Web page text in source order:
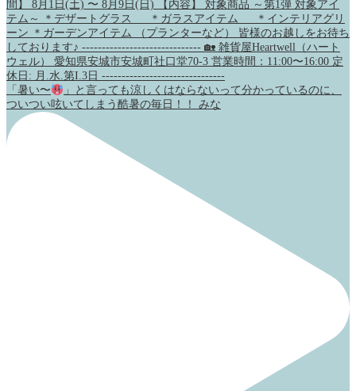
「暑い〜
」と言っても涼しくはならないって分かっているのに、
ついつい呟いてしまう酷暑の毎日！！ みな